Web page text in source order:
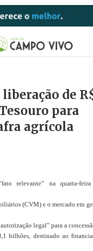
de
para
agrícola
relevante” na quarta-
(CVM) e o mercado em
legal” para a
bilhões, destinado ao